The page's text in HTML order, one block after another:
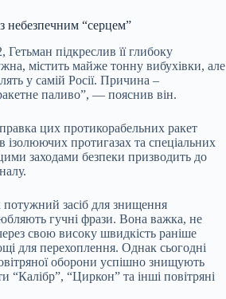
небезпечним “серцем”
підкреслив її глибоку
містить майже тонну вибухівки, але
у самій Росії. Причина –
паливо”, — пояснив він.
цих протикорабельних ракет
протигазах та спеціальних
заходами безпеки призводить до
потужний засіб для знищення
гучні фрази. Вона важка, не
свою високу швидкість раніше
для перехоплення. Однак сьогодні
оборони успішно знищують
“Калібр”, “Циркон” та інші повітряні